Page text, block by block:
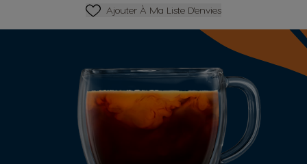
Ajouter À Ma Liste D'envies
Ajouter À Ma Liste D'envies